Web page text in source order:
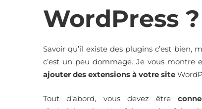
WordPress
Savoir qu’il existe des plugins c’est bien,
c’est un peu dommage. Je vous montre
ajouter des extensions à votre site
Tout d’abord, vous devez être